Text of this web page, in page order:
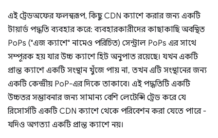
এই ট্রেডঅফের ফলস্বরূপ, কিছু CDN ক্যাশে করার জন্য একটি
টায়ার্ড পদ্ধতি ব্যবহার করে: ব্যবহারকারীদের কাছাকাছি অবস্থিত
PoPs ("এজ ক্যাশে" নামেও পরিচিত) সেন্ট্রাল PoPs এর সাথে
সম্পূরক হয় যার উচ্চ ক্যাশে হিট অনুপাত রয়েছে। যখন একটি
প্রান্ত ক্যাশে একটি সংস্থান খুঁজে পায় না, তখন এটি সংস্থানের জন্য
একটি কেন্দ্রীয় PoP-এর দিকে তাকাবে। এই পদ্ধতিটি একটি
উচ্চতর সম্ভাবনার জন্য সামান্য বেশি লেটেন্সি ট্রেড করে যে
রিসোর্সটি একটি CDN ক্যাশে থেকে পরিবেশন করা যেতে পারে -
যদিও অগত্যা একটি প্রান্ত ক্যাশে নয়।